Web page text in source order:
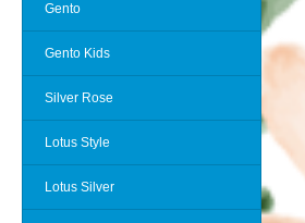
Gento
Gento Kids
Silver Rose
Lotus Style
Lotus Silver